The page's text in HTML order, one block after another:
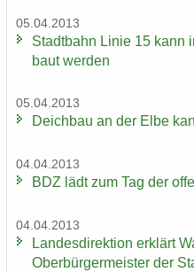
05.04.2013
Stadt­bahn Linie 15 kann
baut wer­den
05.04.2013
Deich­bau an der Elbe
04.04.2013
BDZ lädt zum Tag der
04.04.2013
Lan­des­di­rek­ti­on er­klärt
Ober­bür­ger­meis­ter der